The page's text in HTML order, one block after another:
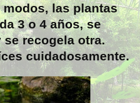
las plantas
3 o 4 años, se
se recogela otra.
cuidadosamente.